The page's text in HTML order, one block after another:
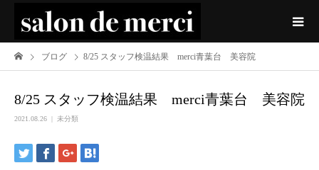
ブログ 8/25 スタッフ検温結果 merci青葉台 美容院
8/25 スタッフ検温結果 merci青葉台 美容院
2021.08.26 未分類